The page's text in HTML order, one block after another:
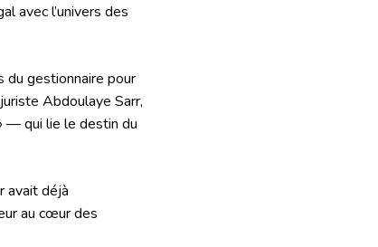
avec l’univers des
du gestionnaire pour
Abdoulaye Sarr,
— qui lie le destin du
avait déjà
au cœur des